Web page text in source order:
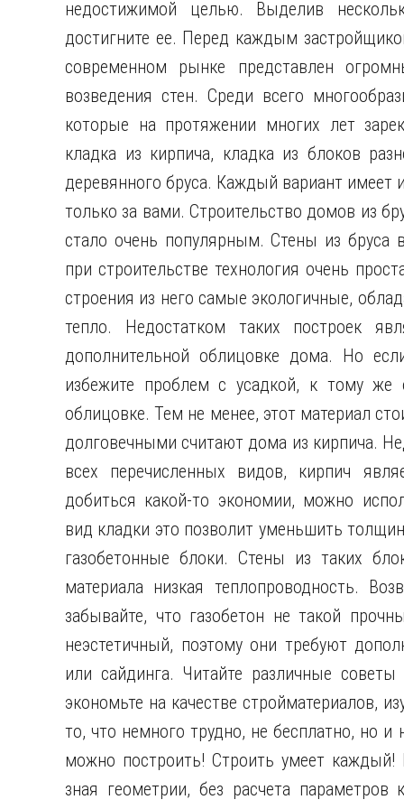
недостижимой целью. Выделив
достигните ее. Перед каждым
современном рынке представлен
возведения стен. Среди всего
которые на протяжении многих лет
кладка из кирпича, кладка из блоков
деревянного бруса. Каждый вариант имеет
только за вами. Строительство домов из
стало очень популярным. Стены из бруса
при строительстве технология очень
строения из него самые экологичные,
тепло. Недостатком таких построек
дополнительной облицовке дома. Но
избежите проблем с усадкой, к тому же
облицовке. Тем не менее, этот материал
долговечными считают дома из кирпича.
всех перечисленных видов, кирпич
добиться какой-то экономии, можно
вид кладки это позволит уменьшить
газобетонные блоки. Стены из таких
материала низкая теплопроводность.
забывайте, что газобетон не такой
неэстетичный, поэтому они требуют
или сайдинга. Читайте различные
экономьте на качестве стройматериалов,
то, что немного трудно, не бесплатно, но
можно построить! Строить умеет
зная геометрии, без расчета